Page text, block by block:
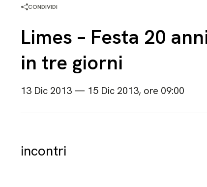
CONDIVIDI
Limes – Festa 20
in tre giorni
13 Dic 2013 — 15 Dic 2013, ore 09:00
incontri